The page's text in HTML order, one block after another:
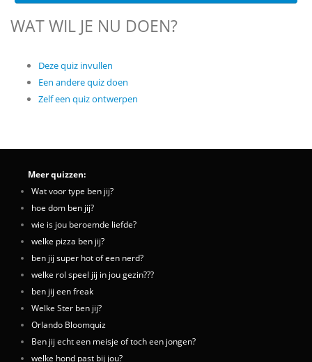
WAT WIL JE NU DOEN?
Deze quiz invullen
Een andere quiz doen
Zelf een quiz ontwerpen
Meer quizzen:
Wat voor type ben jij?
hoe dom ben jij?
wie is jou beroemde liefde?
welke pizza ben jij?
ben jij super hot of een nerd?
welke rol speel jij in jou gezin???
ben jij een freak
Welke Ster ben jij?
Orlando Bloomquiz
Ben jij echt een meisje of toch een jongen?
welke hond past bij jou?